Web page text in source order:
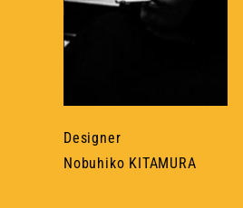
Designer
Nobuhiko KITAMURA